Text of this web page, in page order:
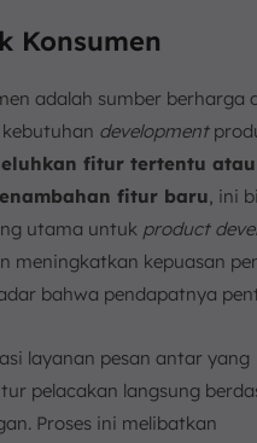
Konsumen
adalah sumber berharga
development
fitur tertentu atau
fitur baru, ini
utama untuk product
meningkatkan kepuasan
bahwa pendapatnya
layanan pesan antar yang
pelacakan langsung
Proses ini melibatkan